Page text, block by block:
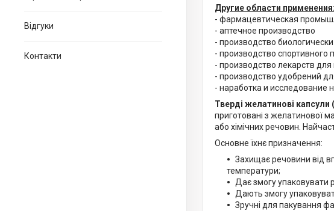
Відгуки
Контакти
Другие области применения:
- фармацевтическая
- аптечное производство
- производство
- производство спортивного
- производство лекарств
- производство удобрений
- наработка и исследование
Тверді желатинові
приготовані з желатинової
або хімічних речовин.
Основне їхнє призначення:
Захищає речовини від
температури;
Дає змогу упаковувати
Дають змогу
Зручні для пакування